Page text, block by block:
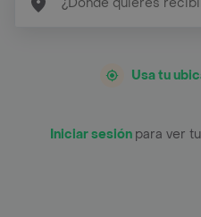
Usa tu
Iniciar sesión para ver